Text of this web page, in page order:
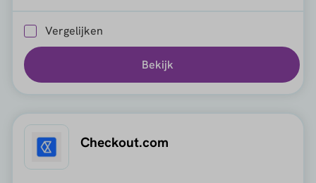
Vergelijken
Bekijk
Checkout.com